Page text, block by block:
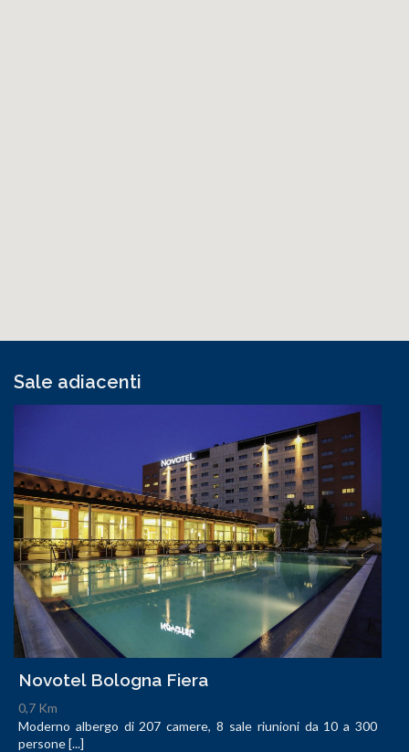
Sale adiacenti
Novotel Bologna Fiera
0,7 Km
Moderno albergo di 207 camere, 8 sale riunioni da 10 a 300
persone [...]